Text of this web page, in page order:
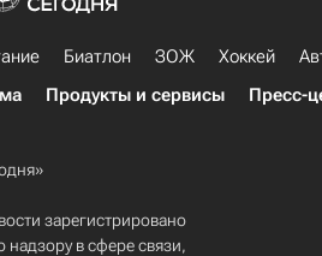
Биатлон ЗОЖ Хоккей
Продукты и сервисы Пресс-
зарегистрировано
в сфере связи,